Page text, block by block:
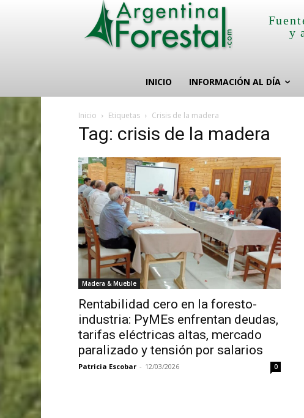
y
INICIO INFORMACIÓN AL DÍA
Inicio Etiquetas Crisis de la madera
Tag: crisis de la madera
Madera & Mueble
Rentabilidad cero en la foresto-
industria: PyMEs enfrentan deudas,
tarifas eléctricas altas, mercado
paralizado y tensión por salarios
Patricia Escobar - 12/03/2026 0